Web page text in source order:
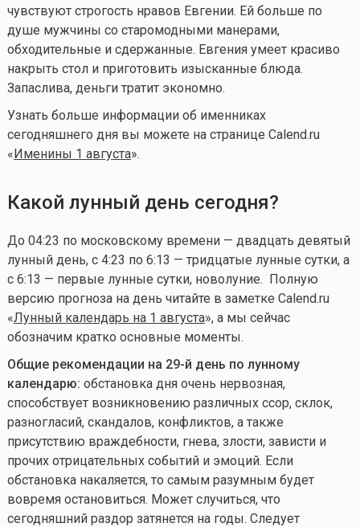
чувствуют строгость нравов Евгении. Ей больше по
душе мужчины со старомодными манерами,
обходительные и сдержанные. Евгения умеет красиво
накрыть стол и приготовить изысканные блюда.
Запаслива, деньги тратит экономно.
Узнать больше информации об именниках
сегодняшнего дня вы можете на странице Calend.ru
«Именины 1 августа».
Какой лунный день сегодня?
До 04:23 по московскому времени — двадцать девятый
лунный день, с 4:23 по 6:13 — тридцатые лунные сутки, а
с 6:13 — первые лунные сутки, новолуние. Полную
версию прогноза на день читайте в заметке Calend.ru
«Лунный календарь на 1 августа», а мы сейчас
обозначим кратко основные моменты.
Общие рекомендации на 29-й день по лунному
календарю: обстановка дня очень нервозная,
способствует возникновению различных ссор, склок,
разногласий, скандалов, конфликтов, а также
присутствию враждебности, гнева, злости, зависти и
прочих отрицательных событий и эмоций. Если
обстановка накаляется, то самым разумным будет
вовремя остановиться. Может случиться, что
сегодняшний раздор затянется на годы. Следует